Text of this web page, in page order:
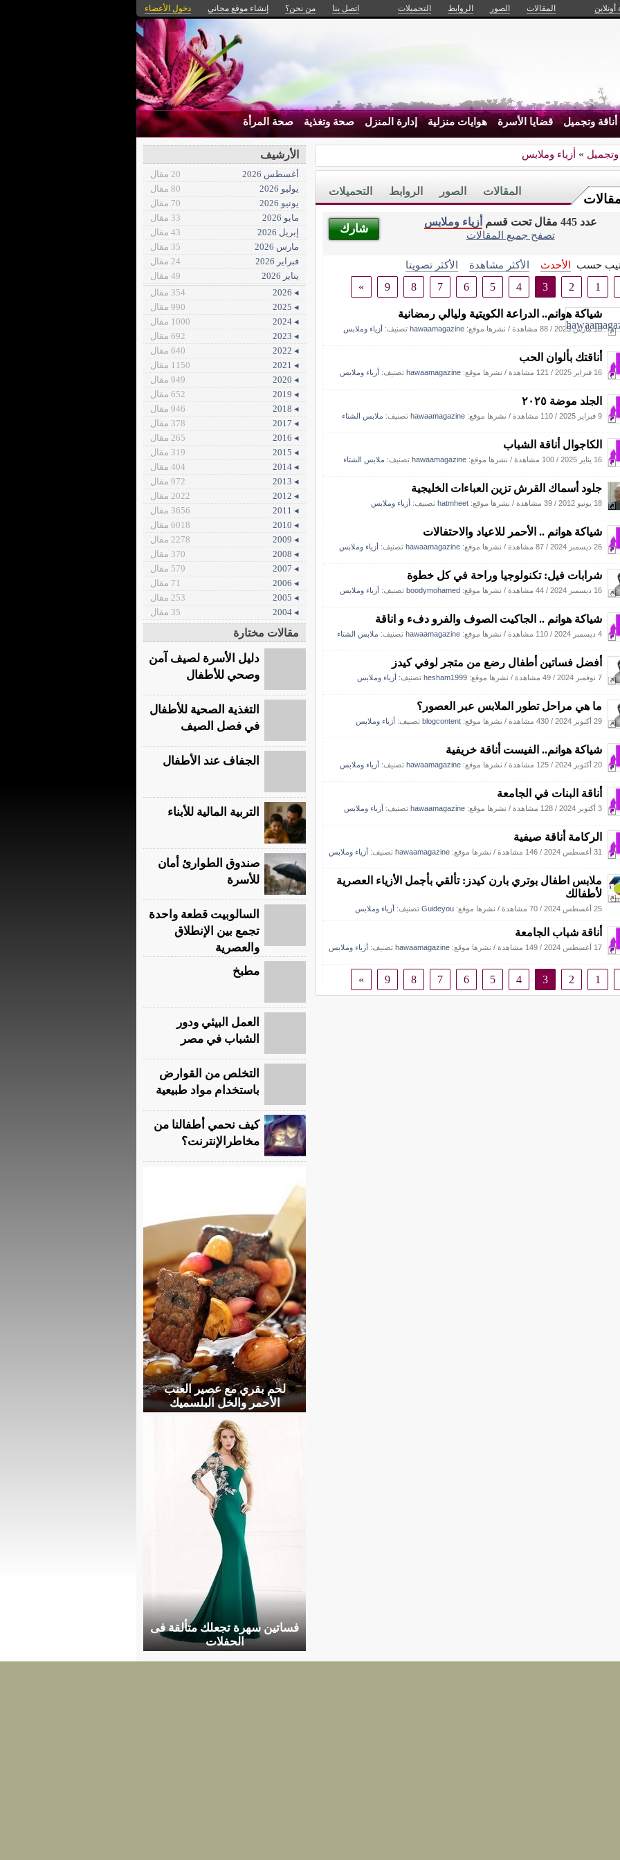
أونلاين المقالات الصور الروابط التحميلات اتصل بنا من نحن؟ إنشاء موقع مجاني دخول الأعضاء
أناقة وتجميل قضايا الأسرة هوايات منزلية إدارة المنزل صحة وتغذية صحة المرأة
وتجميل » أزياء وملابس
التحميلات الروابط الصور المقالات
شارك
عدد 445 مقال تحت قسم
أزياء وملابس
تصفح جميع المقالات
حسب الأحدث الأكثر مشاهدة
الأكثر تصويتا
1
2
3
4
5
6
7
8
9
»
شياكة هوانم.. الدراعة الكويتية وليالي رمضانية
18 مارس 2025 / 88 مشاهدة / نشرها موقع: hawaamagazine تصنيف: أزياء وملابس
أناقتك بألوان الحب
16 فبراير 2025 / 121 مشاهدة / نشرها موقع: hawaamagazine تصنيف: أزياء وملابس
الجلد موضة ٢٠٢٥
9 فبراير 2025 / 110 مشاهدة / نشرها موقع: hawaamagazine تصنيف: ملابس الشتاء
الكاجوال أناقة الشباب
16 يناير 2025 / 100 مشاهدة / نشرها موقع: hawaamagazine تصنيف: ملابس الشتاء
جلود أسماك القرش تزين العباءات الخليجية
18 يونيو 2012 / 39 مشاهدة / نشرها موقع: hatmheet تصنيف: أزياء وملابس
شياكة هوانم .. الأحمر للاعياد والاحتفالات
26 ديسمبر 2024 / 87 مشاهدة / نشرها موقع: hawaamagazine تصنيف: أزياء وملابس
شرابات فيل: تكنولوجيا وراحة في كل خطوة
16 ديسمبر 2024 / 44 مشاهدة / نشرها موقع: boodymohamed تصنيف: أزياء وملابس
شياكة هوانم .. الجاكيت الصوف والفرو دفء و اناقة
4 ديسمبر 2024 / 110 مشاهدة / نشرها موقع: hawaamagazine تصنيف: ملابس الشتاء
أفضل فساتين أطفال رضع من متجر لوفي كيدز
7 نوفمبر 2024 / 49 مشاهدة / نشرها موقع: hesham1999 تصنيف: أزياء وملابس
ما هي مراحل تطور الملابس عبر العصور؟
29 أكتوبر 2024 / 430 مشاهدة / نشرها موقع: blogcontent تصنيف: أزياء وملابس
شياكة هوانم.. الفيست أناقة خريفية
20 أكتوبر 2024 / 125 مشاهدة / نشرها موقع: hawaamagazine تصنيف: أزياء وملابس
أناقة البنات في الجامعة
3 أكتوبر 2024 / 128 مشاهدة / نشرها موقع: hawaamagazine تصنيف: أزياء وملابس
الركامة أناقة صيفية
31 أغسطس 2024 / 146 مشاهدة / نشرها موقع: hawaamagazine تصنيف: أزياء وملابس
ملابس اطفال بوتري بارن كيدز: تألقي بأجمل الأزياء العصرية
لأطفالك
25 أغسطس 2024 / 70 مشاهدة / نشرها موقع: Guideyou تصنيف: أزياء وملابس
أناقة شباب الجامعة
17 أغسطس 2024 / 149 مشاهدة / نشرها موقع: hawaamagazine تصنيف: أزياء وملابس
1
2
3
4
5
6
7
8
9
»
الأرشيف
أغسطس 2026
20 مقال
يوليو 2026
80 مقال
يونيو 2026
70 مقال
مايو 2026
33 مقال
إبريل 2026
43 مقال
مارس 2026
35 مقال
فبراير 2026
24 مقال
يناير 2026
49 مقال
◂ 2026
354 مقال
◂ 2025
990 مقال
◂ 2024
1000 مقال
◂ 2023
692 مقال
◂ 2022
640 مقال
◂ 2021
1150 مقال
◂ 2020
949 مقال
◂ 2019
652 مقال
◂ 2018
946 مقال
◂ 2017
378 مقال
◂ 2016
265 مقال
◂ 2015
319 مقال
◂ 2014
404 مقال
◂ 2013
972 مقال
◂ 2012
2022 مقال
◂ 2011
3656 مقال
◂ 2010
6018 مقال
◂ 2009
2278 مقال
◂ 2008
370 مقال
◂ 2007
579 مقال
◂ 2006
71 مقال
◂ 2005
253 مقال
◂ 2004
35 مقال
مقالات مختارة
دليل الأسرة لصيف آمن
وصحي للأطفال
التغذية الصحية للأطفال
في فصل الصيف
الجفاف عند الأطفال
التربية المالية للأبناء
صندوق الطوارئ أمان
للأسرة
السالوبيت قطعة واحدة
تجمع بين الإنطلاق
والعصرية
مطبخ
العمل البيئي ودور
الشباب في مصر
التخلص من القوارض
باستخدام مواد طبيعية
كيف نحمي أطفالنا من
مخاطرالإنترنت؟
لحم بقري مع عصير العنب
الأحمر والخل البلسميك
فساتين سهرة تجعلك متألقة فى
الحفلات